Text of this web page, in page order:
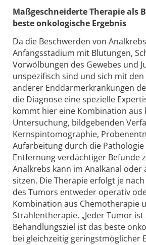
Maßgeschneiderte Therapie als
beste onkologische Ergebnis
Da die Beschwerden von
Anfangsstadium mit Blutungen,
Vorwölbungen des Gewebes und
unspezifisch sind und sich mit
anderer Enddarmerkrankungen
die Diagnose eine spezielle
kommt hier eine Kombination
Untersuchung, bildgebenden
Kernspintomographie,
Aufarbeitung durch die
Entfernung verdächtiger Befunde
Analkrebs kann im Analkanal oder
sitzen. Die Therapie erfolgt je
des Tumors entweder operativ
Kombination aus Chemotherapie
Strahlentherapie. „Jeder Tumor
Behandlungsziel ist das beste
bei gleichzeitig geringstmöglicher